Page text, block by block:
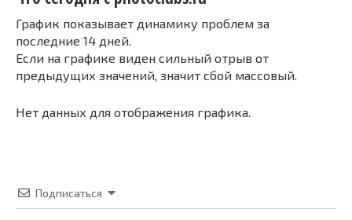
График показывает динамику проблем за
последние 14 дней.
Если на графике виден сильный отрыв от
предыдущих значений, значит сбой массовый.
Нет данных для отображения графика.
Подписаться